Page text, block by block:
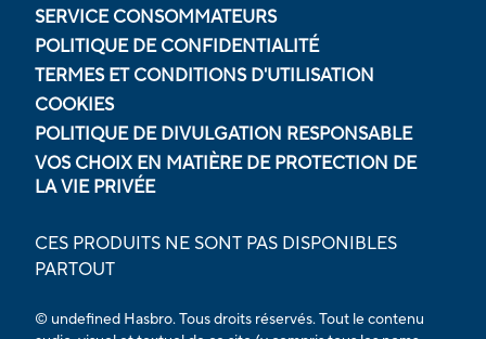
SERVICE CONSOMMATEURS
POLITIQUE DE CONFIDENTIALITÉ
TERMES ET CONDITIONS D'UTILISATION
COOKIES
POLITIQUE DE DIVULGATION RESPONSABLE
VOS CHOIX EN MATIÈRE DE PROTECTION DE
LA VIE PRIVÉE
CES PRODUITS NE SONT PAS DISPONIBLES
PARTOUT
© undefined Hasbro. Tous droits réservés. Tout le contenu